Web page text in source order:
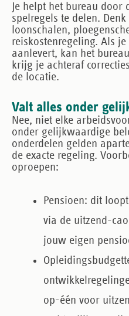
Je helpt het bureau door
spelregels te delen.
loonschalen,
reiskostenregeling. Als
aanlevert, kan het
krijg je achteraf
de locatie.
Valt alles onder
Nee, niet elke
onder gelijkwaardige
onderdelen gelden
de exacte regeling.
oproepen:
Pensioen: dit
via de uitzend-
jouw eigen
op-één voor